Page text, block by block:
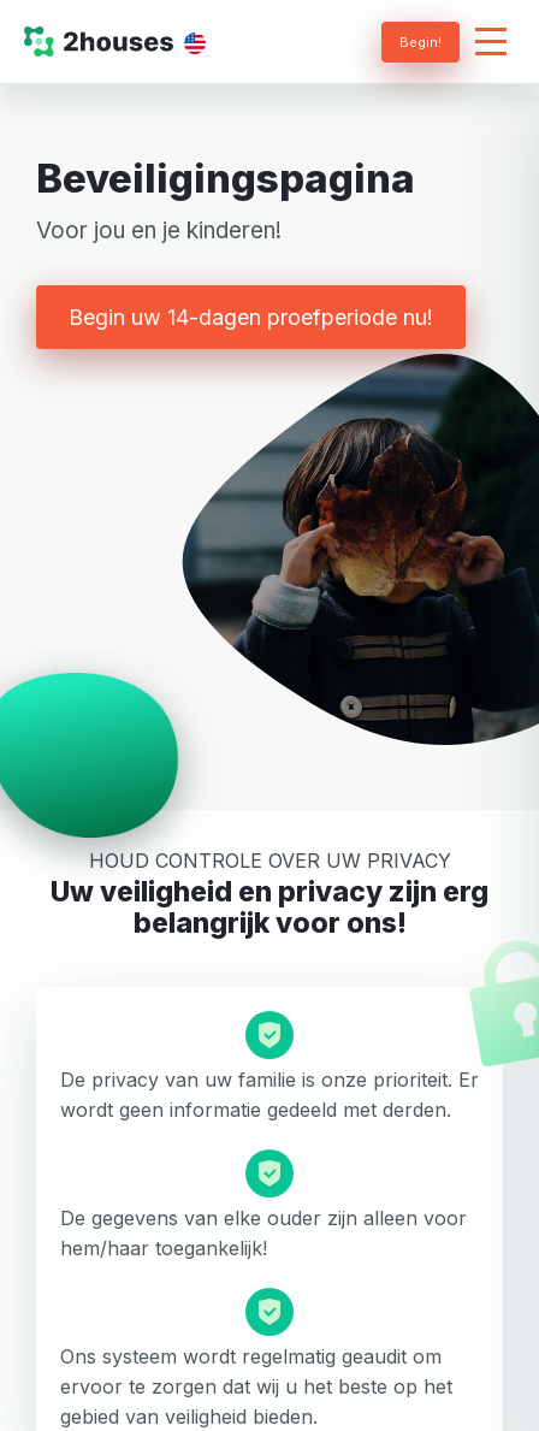
Begin!
Beveiligingspagina
Voor jou en je kinderen!
Begin uw 14-dagen proefperiode nu!
HOUD CONTROLE OVER UW PRIVACY
Uw veiligheid en privacy zijn erg
belangrijk voor ons!
De privacy van uw familie is onze prioriteit. Er
wordt geen informatie gedeeld met derden.
De gegevens van elke ouder zijn alleen voor
hem/haar toegankelijk!
Ons systeem wordt regelmatig geaudit om
ervoor te zorgen dat wij u het beste op het
gebied van veiligheid bieden.